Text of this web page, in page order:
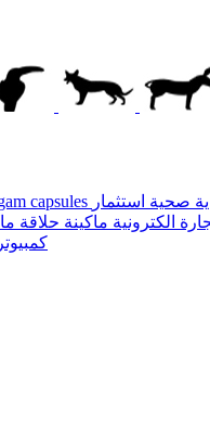
capsules
صحية
الكترونية ماكينة حلاقة